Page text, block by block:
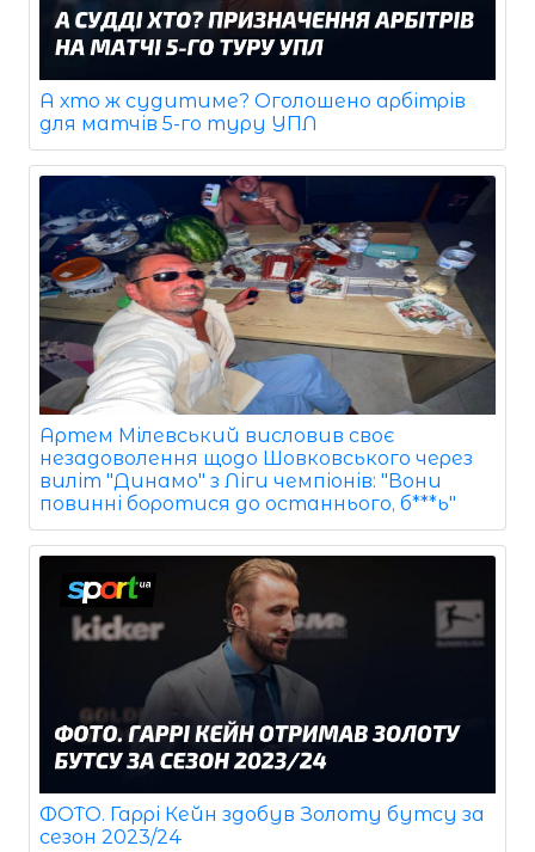
А хто ж судитиме? Оголошено арбітрів
для матчів 5-го туру УПЛ
Артем Мілевський висловив своє
незадоволення щодо Шовковського через
виліт "Динамо" з Ліги чемпіонів: "Вони
повинні боротися до останнього, б***ь"
ФОТО. Гаррі Кейн здобув Золоту бутсу за
сезон 2023/24